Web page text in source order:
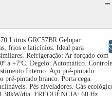
Litros GRC57BR Gelopar.
frios e laticínios. Ideal para
Refrigeração: Ar forçado com
a +7ºC. Degelo: Automático. Controle
Interno: Aço pré-pintado
pré-pintado branco. Porta cega.
Pés niveladores. Gás
dia. FREQUÊNCIA: 60 Hz.
Libras